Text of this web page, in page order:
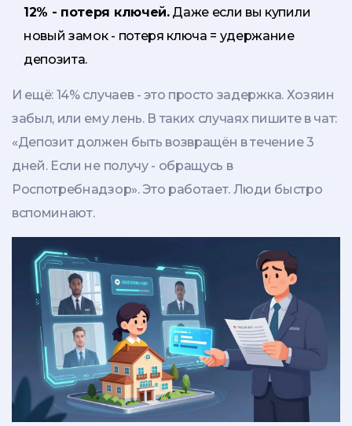
12% - потеря ключей.Даже если вы купили
новый замок - потеря ключа = удержание
депозита.
И ещё: 14% случаев - это просто задержка. Хозяин
забыл, или ему лень. В таких случаях пишите в чат:
«Депозит должен быть возвращён в течение 3
дней. Если не получу - обращусь в
Роспотребнадзор». Это работает. Люди быстро
вспоминают.